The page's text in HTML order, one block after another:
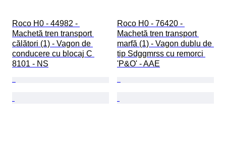
Roco H0 - 44982 -
Machetă tren transport
călători (1) - Vagon de
conducere cu blocaj C
8101 - NS
Roco H0 - 76420 -
Machetă tren transport
marfă (1) - Vagon dublu de
tip Sdggmrss cu remorci
'P&O' - AAE